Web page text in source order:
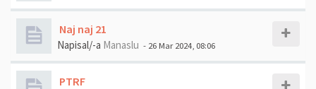
Naj naj 21
Napisal/-a Manaslu - 26 Mar 2024, 08:06
PTRF